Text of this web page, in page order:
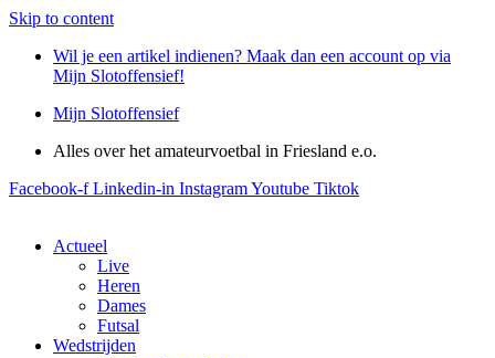
Skip to content
Wil je een artikel indienen? Maak dan een account op via
Mijn Slotoffensief!
Mijn Slotoffensief
Alles over het amateurvoetbal in Friesland e.o.
Facebook-f Linkedin-in InstagramYoutube Tiktok
Actueel
Live
Heren
Dames
Futsal
Wedstrijden